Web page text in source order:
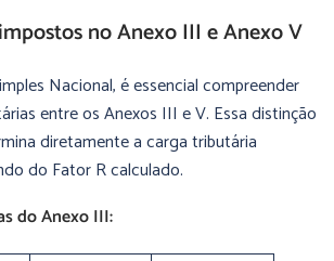
no Anexo III e Anexo V
Nacional, é essencial compreender
entre os Anexos III e V. Essa distinção
diretamente a carga tributária
do Fator R calculado.
do Anexo III: